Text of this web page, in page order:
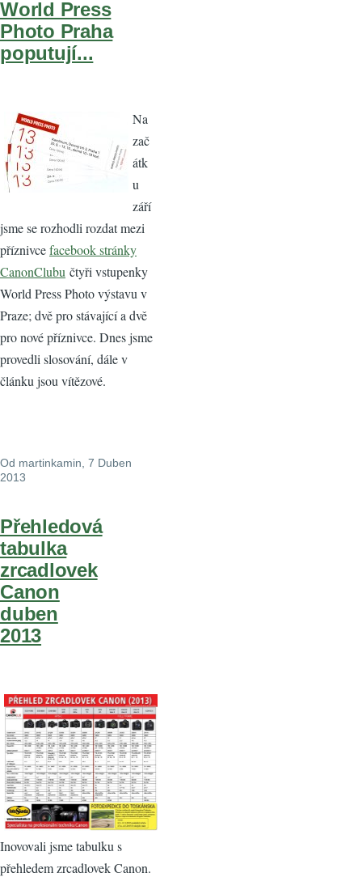
World Press
Photo Praha
poputují...
Na
zač
átk
u
září
jsme se rozhodli rozdat mezi
příznivcefacebook stránky
CanonClubu čtyři vstupenky
World Press Photo výstavu v
Praze; dvě pro stávající a dvě
pro nové příznivce. Dnes jsme
provedli slosování, dále v
článku jsou vítězové.
Od martinkamin , 7 Duben
2013
Přehledová
tabulka
zrcadlovek
Canon
duben
2013
Inovovali jsme tabulku s
přehledem zrcadlovek Canon.